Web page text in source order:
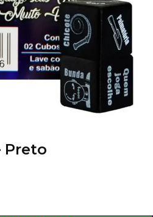
Preto